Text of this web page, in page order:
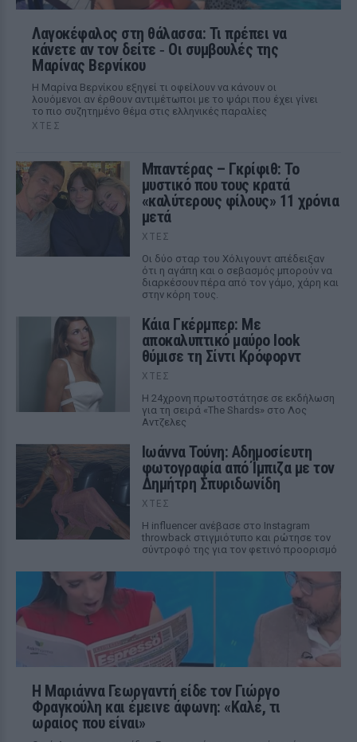
Λαγοκέφαλος στη θάλασσα: Τι πρέπει να
κάνετε αν τον δείτε ‑ Οι συμβουλές της
Μαρίνας Βερνίκου
Η Μαρίνα Βερνίκου εξηγεί τι οφείλουν να κάνουν οι
λουόμενοι αν έρθουν αντιμέτωποι με το ψάρι που έχει γίνει
το πιο συζητημένο θέμα στις ελληνικές παραλίες
ΧΤΕΣ
Μπαντέρας – Γκρίφιθ: Το
μυστικό που τους κρατά
«καλύτερους φίλους» 11 χρόνια
μετά
ΧΤΕΣ
Οι δύο σταρ του Χόλιγουντ απέδειξαν
ότι η αγάπη και ο σεβασμός μπορούν να
διαρκέσουν πέρα από τον γάμο, χάρη και
στην κόρη τους.
Κάια Γκέρμπερ: Με
αποκαλυπτικό μαύρο look
θύμισε τη Σίντι Κρόφορντ
ΧΤΕΣ
Η 24χρονη πρωτοστάτησε σε εκδήλωση
για τη σειρά «The Shards» στο Λος
Αντζελες
Ιωάννα Τούνη: Αδημοσίευτη
φωτογραφία από Ίμπιζα με τον
Δημήτρη Σπυριδωνίδη
ΧΤΕΣ
Η influencer ανέβασε στο Instagram
throwback στιγμιότυπο και ρώτησε τον
σύντροφό της για τον φετινό προορισμό
Η Μαριάννα Γεωργαντή είδε τον Γιώργο
Φραγκούλη και έμεινε άφωνη: «Καλέ, τι
ωραίος που είναι»